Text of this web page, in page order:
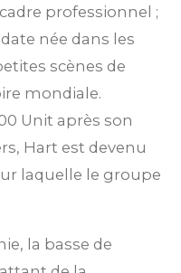
professionnel ;
née dans les
scènes de
mondiale.
Unit après son
Hart est devenu
laquelle le groupe
la basse de